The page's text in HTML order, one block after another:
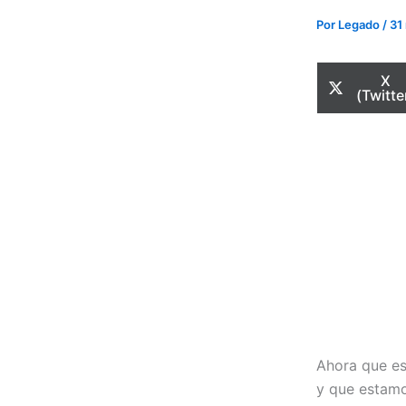
Por Legado /
en
X
Ahora que
y que